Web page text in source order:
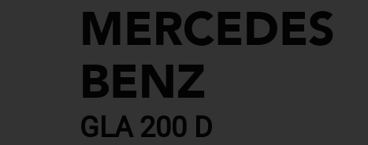
MERCEDES
BENZ
GLA 200 D